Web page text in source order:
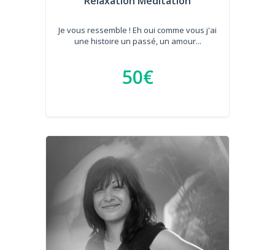
Je vous ressemble ! Eh oui comme vous j'ai
une histoire un passé, un amour...
50€